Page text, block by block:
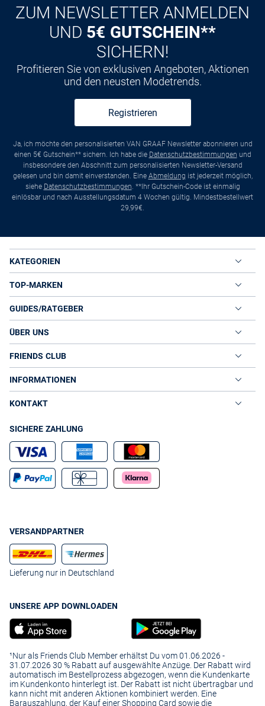
Kauf aufRechnung
ZUM NEWSLETTER ANMELDEN
UND 5€ GUTSCHEIN**
SICHERN!
Profitieren Sie von exklusiven Angeboten, Aktionen
und den neusten Modetrends.
Registrieren
Ja, ich möchte den personalisierten VAN GRAAF Newsletter abonnieren und
einen 5€ Gutschein** sichern. Ich habe die Datenschutzbestimmungen und
insbesondere den Abschnitt zum personalisierten Newsletter-Versand
gelesen und bin damit einverstanden. Eine Abmeldung ist jederzeit möglich,
siehe Datenschutzbestimmungen. **Ihr Gutschein-Code ist einmalig
einlösbar und nach Ausstellungsdatum 4 Wochen gültig. Mindestbestellwert
29,99€.
KATEGORIEN
TOP-MARKEN
GUIDES/RATGEBER
ÜBER UNS
FRIENDS CLUB
INFORMATIONEN
KONTAKT
SICHERE ZAHLUNG
VERSANDPARTNER
Lieferung nur in Deutschland
UNSERE APP DOWNLOADEN
¹Nur als Friends Club Member erhältst Du vom 01.06.2026 -
31.07.2026 30 % Rabatt auf ausgewählte Anzüge. Der Rabatt wird
automatisch im Bestellprozess abgezogen, wenn die Kundenkarte
im Kundenkonto hinterlegt ist. Der Rabatt ist nicht übertragbar und
kann nicht mit anderen Aktionen kombiniert werden. Eine
Barauszahlung, der Kauf einer Shopping Card sowie die